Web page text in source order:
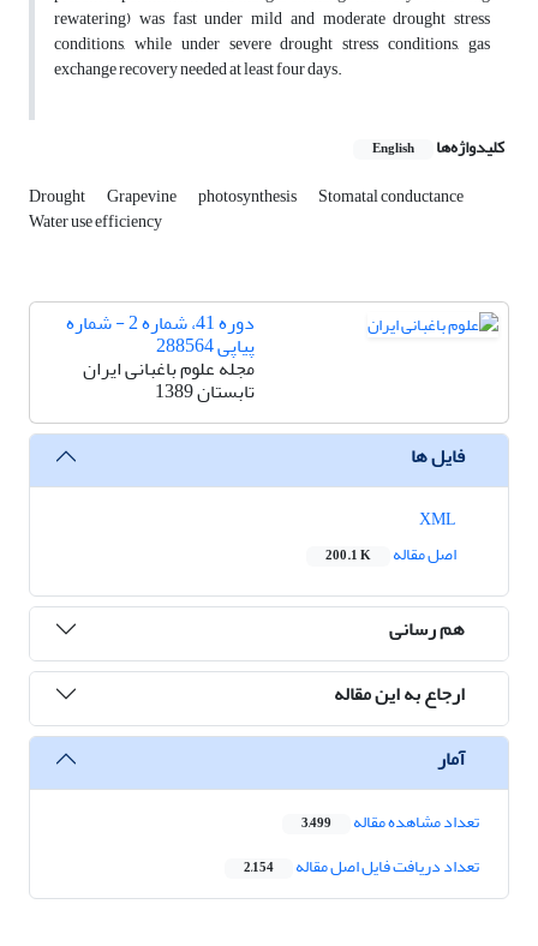
rewatering) was fast under mild and moderate drought stress
conditions, while under severe drought stress conditions, gas
exchange recovery needed at least four days.
کلیدواژه‌ها English
Drought Grapevine photosynthesis Stomatal conductance
Water use efficiency
دوره 41، شماره 2 - شماره
پیاپی 288564
مجله علوم باغبانی ایران
تابستان 1389
فایل ها
اصل مقاله
200.1 K
هم رسانی
ارجاع به این مقاله
آمار
تعداد مشاهده مقاله 3,499
تعداد دریافت فایل اصل مقاله 2,154